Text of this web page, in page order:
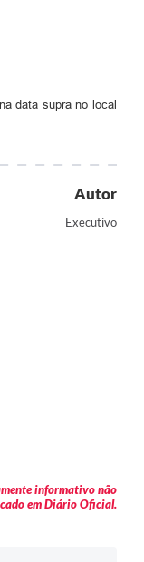
data supra no local
Autor
Executivo
informativo não
em Diário Oficial.